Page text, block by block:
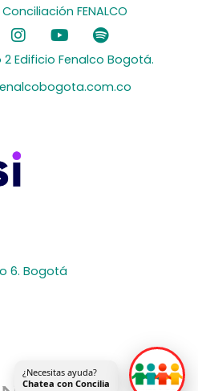
FENALCO
I
n
s
t
a
m
Y
o
u
u
S
p
o
i
2 Edificio Fenalco Bogotá.
6. Bogotá
¿Necesitas ayuda?
Chatea con Concilia